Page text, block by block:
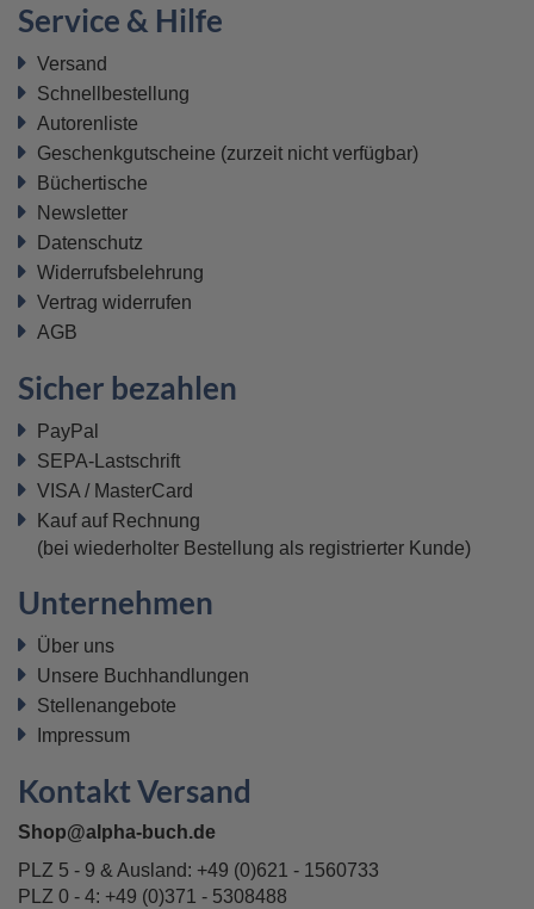
Service & Hilfe
Versand
Schnellbestellung
Autorenliste
Geschenkgutscheine (zurzeit nicht verfügbar)
Büchertische
Newsletter
Datenschutz
Widerrufsbelehrung
Vertrag widerrufen
AGB
Sicher bezahlen
PayPal
SEPA-Lastschrift
VISA / MasterCard
Kauf auf Rechnung
(bei wiederholter Bestellung als registrierter Kunde)
Unternehmen
Über uns
Unsere Buchhandlungen
Stellenangebote
Impressum
Kontakt Versand
Shop@alpha-buch.de
PLZ 5 - 9 & Ausland: +49 (0)621 - 1560733
PLZ 0 - 4: +49 (0)371 - 5308488